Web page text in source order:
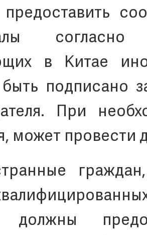
согласно
в Китае
подписано
При
может провести
должны